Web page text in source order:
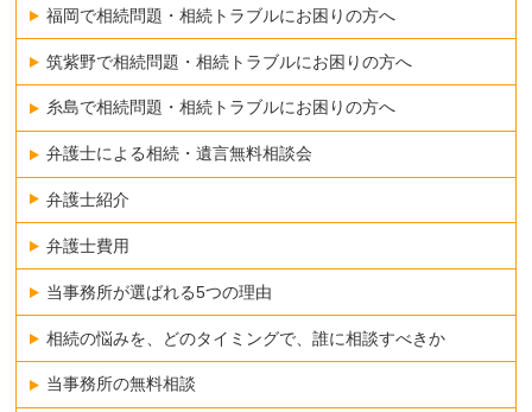
福岡で相続問題・相続トラブルにお困りの方へ
筑紫野で相続問題・相続トラブルにお困りの方へ
糸島で相続問題・相続トラブルにお困りの方へ
弁護士による相続・遺言無料相談会
弁護士紹介
弁護士費用
当事務所が選ばれる5つの理由
相続の悩みを、どのタイミングで、誰に相談すべきか
当事務所の無料相談